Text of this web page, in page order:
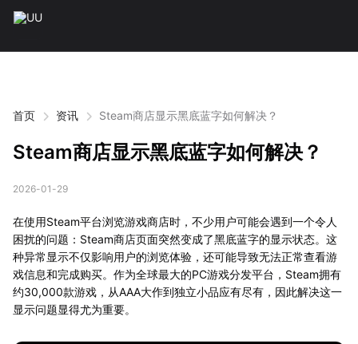
首页 资讯 Steam商店显示黑底蓝字如何解决？
Steam商店显示黑底蓝字如何解决？
2026-01-29
在使用Steam平台浏览游戏商店时，不少用户可能会遇到一个令人
困扰的问题：Steam商店页面突然变成了黑底蓝字的显示状态。这
种异常显示不仅影响用户的浏览体验，还可能导致无法正常查看游
戏信息和完成购买。作为全球最大的PC游戏分发平台，Steam拥有
约30,000款游戏，从AAA大作到独立小品应有尽有，因此解决这一
显示问题显得尤为重要。